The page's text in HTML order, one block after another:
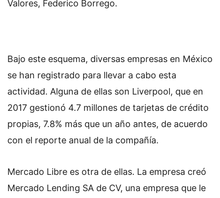
Valores, Federico Borrego.
Bajo este esquema, diversas empresas en México
se han registrado para llevar a cabo esta
actividad. Alguna de ellas son Liverpool, que en
2017 gestionó 4.7 millones de tarjetas de crédito
propias, 7.8% más que un año antes, de acuerdo
con el reporte anual de la compañía.
Mercado Libre es otra de ellas. La empresa creó
Mercado Lending SA de CV, una empresa que le